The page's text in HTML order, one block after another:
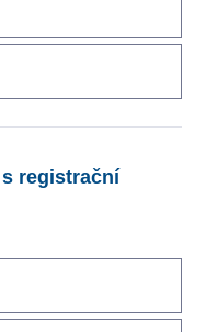
registrační